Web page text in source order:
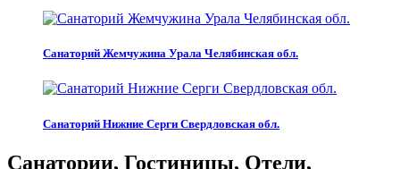
Санаторий Жемчужина Урала Челябинская обл.
Санаторий Нижние Серги Свердловская обл.
Санатории, Гостиницы, Отели,